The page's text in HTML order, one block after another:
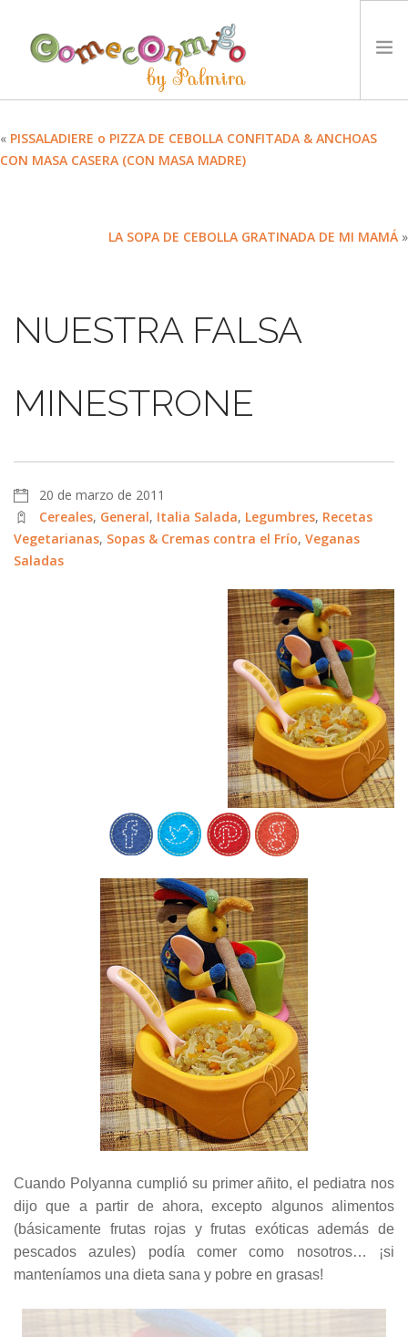
RECETAS
SEARCH SITE
« PISSALADIERE o PIZZA DE CEBOLLA CONFITADA & ANCHOAS
CON MASA CASERA (CON MASA MADRE)
LA SOPA DE CEBOLLA GRATINADA DE MI MAMÁ »
NUESTRA FALSA
MINESTRONE
20 de marzo de 2011
Cereales, General, Italia Salada, Legumbres, Recetas
Vegetarianas, Sopas & Cremas contra el Frío, Veganas
Saladas
Cuando Polyanna cumplió su primer añito, el pediatra nos
dijo que a partir de ahora, excepto algunos alimentos
(básicamente frutas rojas y frutas exóticas además de
pescados azules) podía comer como nosotros… ¡si
manteníamos una dieta sana y pobre en grasas!